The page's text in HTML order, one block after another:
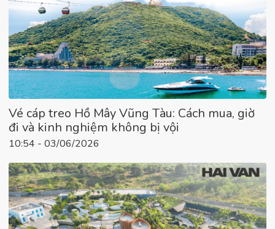
Vé cáp treo Hồ Mây Vũng Tàu: Cách mua, giờ
đi và kinh nghiệm không bị vội
10:54 - 03/06/2026